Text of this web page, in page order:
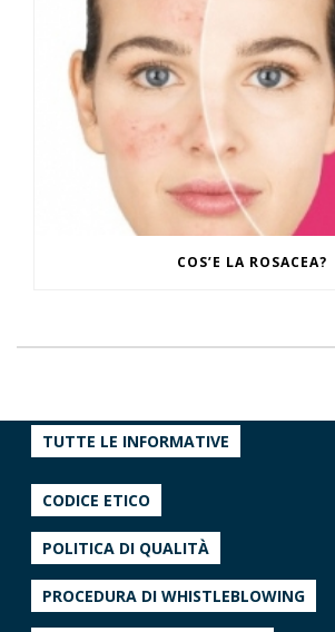
COS’E LA ROSACEA?
TUTTE LE INFORMATIVE
CODICE ETICO
POLITICA DI QUALITÀ
PROCEDURA DI WHISTLEBLOWING